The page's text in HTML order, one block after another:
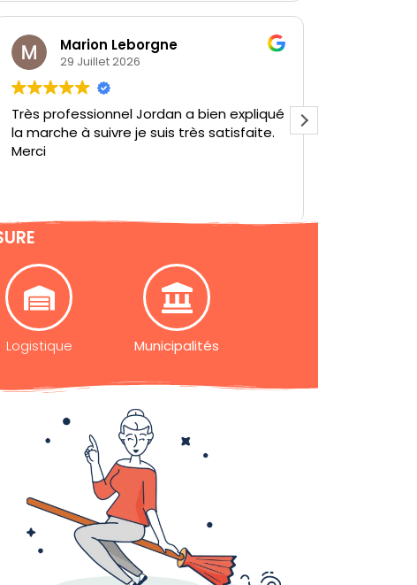
Leborgne
2026
Jordan a bien expliqué
je suis très satisfaite.
Merci Jordan pour votre
votre gentillesse
Logistique Municipalités